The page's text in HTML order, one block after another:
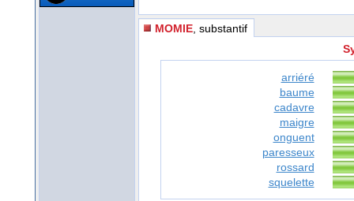
MOMIE , substantif
arriéré
baume
cadavre
maigre
onguent
paresseux
rossard
squelette